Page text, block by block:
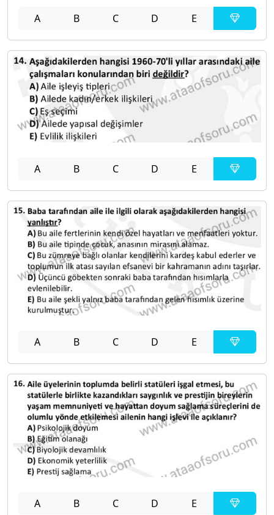
A B C D E
A B C D E
A B C D E
A B C D E